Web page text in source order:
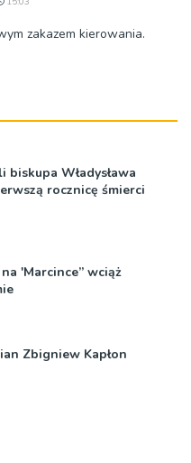
zakazem kierowania.
biskupa Władysława
rocznicę śmierci
'Marcince” wciąż
Zbigniew Kapłon